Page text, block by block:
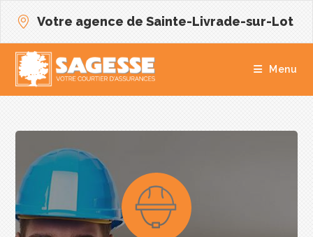
Votre agence de Sainte-Livrade-sur-Lot
Menu